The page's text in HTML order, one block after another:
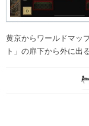
黄京からワールドマッ
ト」の扉下から外に出